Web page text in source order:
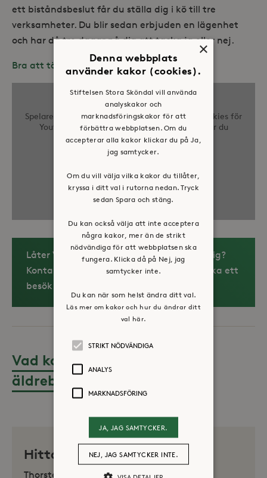
ett biståndsbeslut får du ställa dig i kö till tre
verksamheter. Du blir sedan erbjuden en lägenhet
och har då tre dagar på dig att tacka ja eller nej.
Bra att tänka på innan inflytt
Spelaren kräver godkännande av tredjepartscookies för
Youtube. Genom att visa spelaren godkänner du
villkorenfrån Youtube
Gå till Youtube
Låter Villa Magnolia som ett boende för dig?
Kontakta gärna
Jessica Svanholm
och boka ett
besök
Vad kostar det att bo på ett
äldreboende?
Hitta oss
Thorsten Levenstams väg 7A-7C, Sköndal
×
Denna webbplats
använder kakor (cookies).
Stiftelsen Stora Sköndal vill använda
analyskakor och
marknadsföringskakor för att
förbättra webbplatsen. Om du
accepterar alla kakor klickar du på Ja,
jag samtycker.
Om du vill välja vilka kakor du tillåter,
kryssa i ditt val i rutorna nedan. Tryck
sedan Spara och stäng.
Du kan också välja att inte acceptera
några kakor, mer än de strikt
nödvändiga för att webbplatsen ska
fungera. Klicka då på Nej, jag
samtycker inte.
Du kan när som helst ändra ditt val.
Läs mer om kakor och hur du ändrar ditt
val här.
STRIKT NÖDVÄNDIGA
ANALYS
MARKNADSFÖRING
JA, JAG SAMTYCKER.
NEJ, JAG SAMTYCKER INTE.